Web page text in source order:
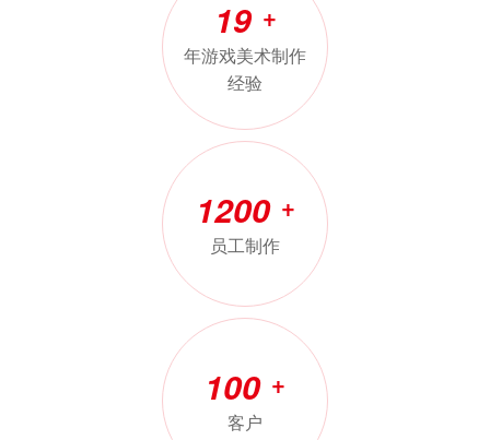
19 +
年游戏美术制作
经验
1200 +
员工制作
100 +
客户